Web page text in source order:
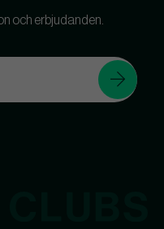
och erbjudanden.